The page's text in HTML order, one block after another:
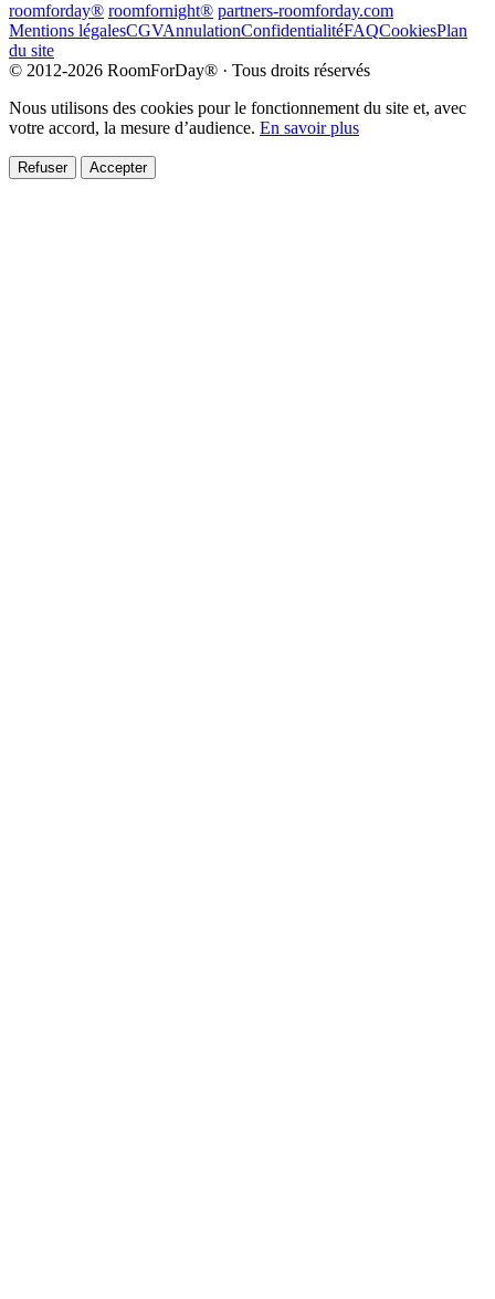
roomforday® roomfornight® partners-roomforday.com
Mentions légalesCGVAnnulationConfidentialitéFAQCookiesPlan
du site
© 2012-2026 RoomForDay® · Tous droits réservés
Nous utilisons des cookies pour le fonctionnement du site et, avec
votre accord, la mesure d’audience. En savoir plus
Refuser Accepter